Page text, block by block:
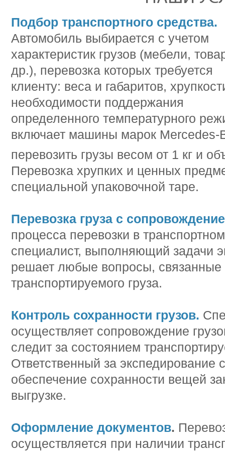
Подбор транспортного средства.
Автомобиль выбирается с учетом
характеристик грузов (мебели,
др.), перевозка которых требуется
клиенту: веса и габаритов,
необходимости поддержания
определенного температурного
включает машины марок
перевозить грузы весом от 1 кг и
Перевозка хрупких и ценных
специальной упаковочной таре.
Перевозка груза с
процесса перевозки в
специалист, выполняющий задачи
решает любые вопросы,
транспортируемого груза.
Контроль сохранности грузов.
осуществляет сопровождение
следит за состоянием
Ответственный за экспедирование
обеспечение сохранности вещей
выгрузке.
Оформление документов.
осуществляется при наличии